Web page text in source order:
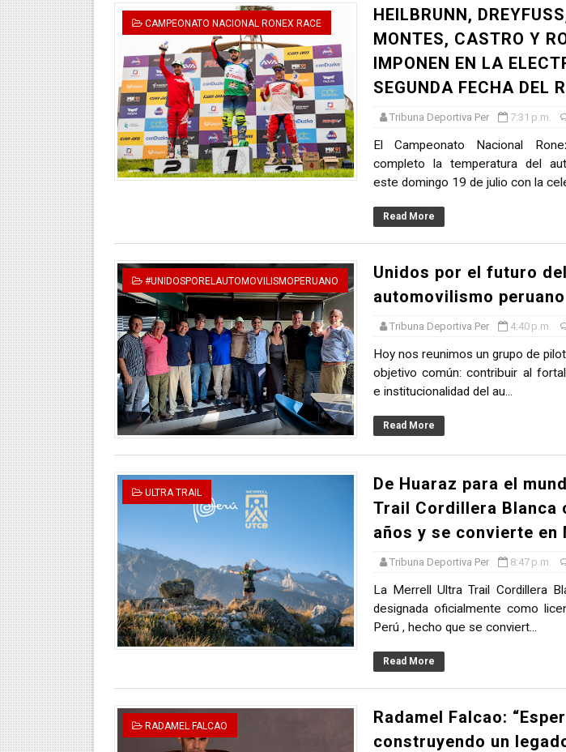
CLASIFICACIÓN AL MUNDIAL U20 Y NUEVO RÉCORD
HEILBRUNN, DREYFUSS, VALTAYO, MONTES, CASTRO Y
Unidos por el futuro del automovilismo peruano
De Huaraz para el mundo: La Ultra Trail Cordillera Blanca
Radamel Falcao: “Espero seguir construyendo un legado
CAMPEONATO NACIONAL RONEX RACE
HEILBRUNN,
MONTES, CASTRO Y
IMPONEN EN LA
SEGUNDA FECHA DEL
Tribuna Deportiva Per 7:31 p.m.
El Campeonato Nacional
completo la temperatura del
este domingo 19 de julio con la
Read More
#UNIDOSPORELAUTOMOVILISMOPERUANO
Unidos por el futuro del
automovilismo peruano
Tribuna Deportiva Per 4:40 p.m.
Hoy nos reunimos un grupo de
objetivo común: contribuir al
e institucionalidad del au...
Read More
ULTRA TRAIL
De Huaraz para el
Trail Cordillera Blanca
años y se convierte en
Tribuna Deportiva Per 8:47 p.m.
La Merrell Ultra Trail Cordillera
designada oficialmente como
Perú , hecho que se conviert...
Read More
RADAMEL FALCAO
Radamel Falcao:
construyendo un